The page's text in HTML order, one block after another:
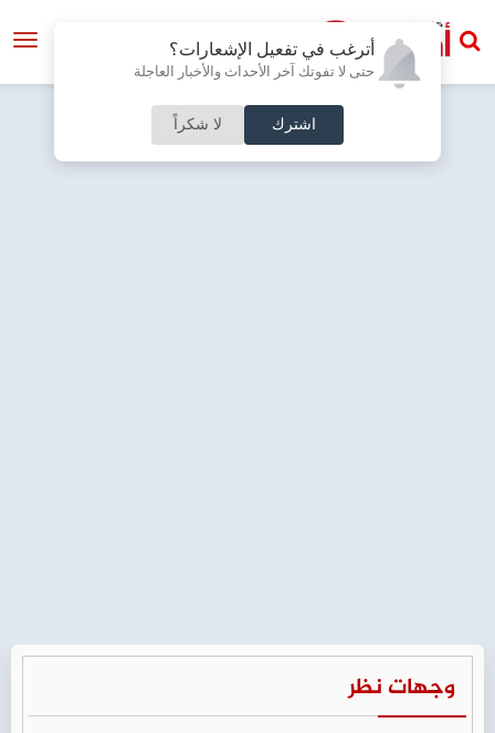
أترغب في تفعيل الإشعارات؟
حتى لا تفوتك آخر الأحداث والأخبار العاجلة
اشترك لا شكراً
وجهات نظر